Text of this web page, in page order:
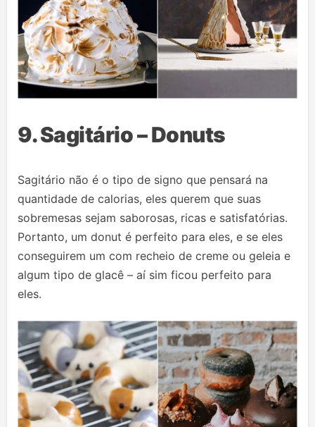
9. Sagitário – Donuts
Sagitário não é o tipo de signo que pensará na
quantidade de calorias, eles querem que suas
sobremesas sejam saborosas, ricas e satisfatórias.
Portanto, um donut é perfeito para eles, e se eles
conseguirem um com recheio de creme ou geleia e
algum tipo de glacê – aí sim ficou perfeito para
eles.